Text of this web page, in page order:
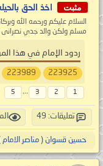
مثبت اخذ الحق
السلام عليكم ورحمه الله
مسلم ولكن والد جدي نصرانى
ردود الإمام في هذا
223925
223989
1
2
3
...
5
تعليقات: 49
حسين قسوان ( مناصر الامام